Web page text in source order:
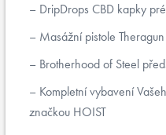
DripDrops CBD kapky
Masážní pistole
Brotherhood of Steel
Kompletní vybavení
značkou HOIST